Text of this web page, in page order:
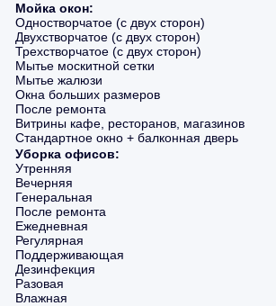
Мойка окон:
Одностворчатое (с двух сторон)
Двухстворчатое (с двух сторон)
Трехстворчатое (с двух сторон)
Мытье москитной сетки
Мытье жалюзи
Окна больших размеров
После ремонта
Витрины кафе, ресторанов, магазинов
Стандартное окно + балконная дверь
Уборка офисов:
Утренняя
Вечерняя
Генеральная
После ремонта
Ежедневная
Регулярная
Поддерживающая
Дезинфекция
Разовая
Влажная